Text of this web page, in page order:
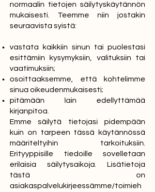
normaalin tietojen säilytyskäytännön
mukaisesti. Teemme niin jostakin
seuraavista syistä:
vastata kaikkiin sinun tai puolestasi
esittämiin kysymyksiin, valituksiin tai
vaatimuksiin;
osoittaaksemme, että kohtelimme
sinua oikeudenmukaisesti;
pitämään lain edellyttämää
kirjanpitoa.
Emme säilytä tietojasi pidempään
kuin on tarpeen tässä käytännössä
määriteltyihin tarkoituksiin.
Erityyppisille tiedoille sovelletaan
erilaisia säilytysaikoja. Lisätietoja
tästä on
asiakaspalvelukirjeessämme/toimieh